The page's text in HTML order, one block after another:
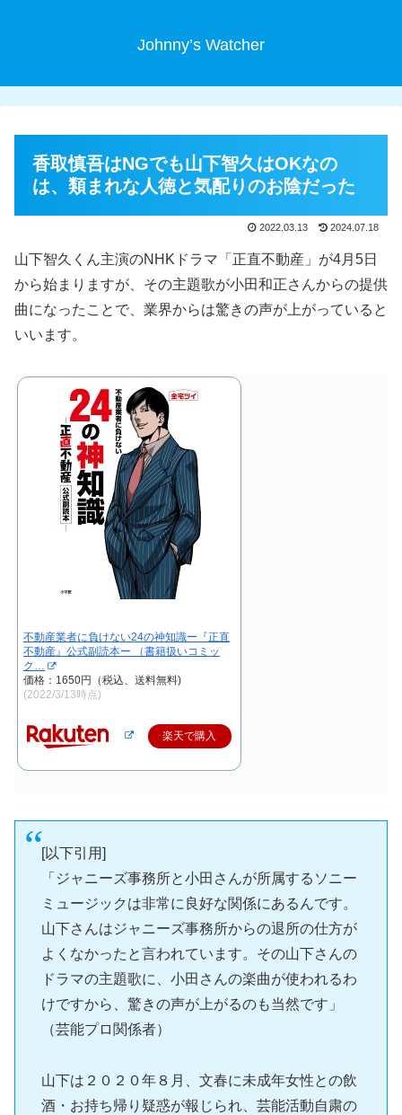
Johnny’s Watcher
香取慎吾はNGでも山下智久はOKなの
は、類まれな人徳と気配りのお陰だった
2022.03.13 2024.07.18
山下智久くん主演のNHKドラマ「正直不動産」が4月5日
から始まりますが、その主題歌が小田和正さんからの提供
曲になったことで、業界からは驚きの声が上がっていると
いいます。
不動産業者に負けない24の神知識ー『正直
不動産』公式副読本ー （書籍扱いコミッ
ク…
価格：1650円（税込、送料無料)
(2022/3/13時点)
楽天で購入
[以下引用]
「ジャニーズ事務所と小田さんが所属するソニー
ミュージックは非常に良好な関係にあるんです。
山下さんはジャニーズ事務所からの退所の仕方が
よくなかったと言われています。その山下さんの
ドラマの主題歌に、小田さんの楽曲が使われるわ
けですから、驚きの声が上がるのも当然です」
（芸能プロ関係者）
山下は２０２０年８月、文春に未成年女性との飲
酒・お持ち帰り疑惑が報じられ、芸能活動自粛の